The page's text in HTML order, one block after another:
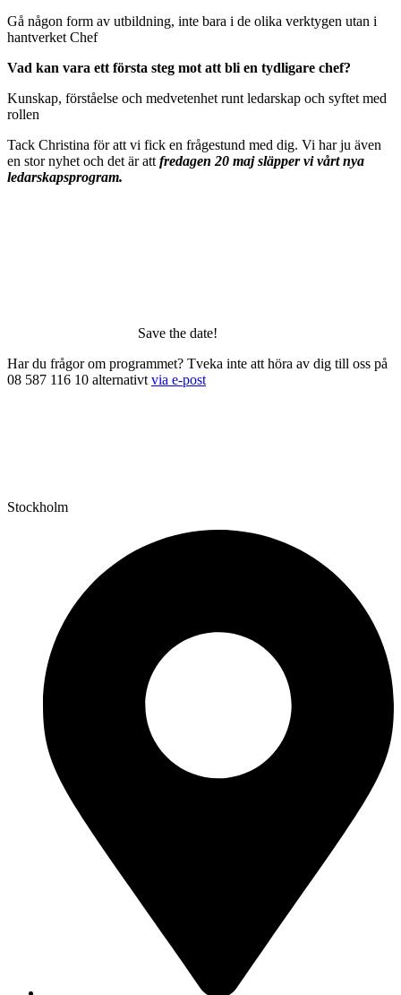
Gå någon form av utbildning, inte bara i de olika verktygen utan i
hantverket Chef
Vad kan vara ett första steg mot att bli en tydligare chef?
Kunskap, förståelse och medvetenhet runt ledarskap och syftet med
rollen
Tack Christina för att vi fick en frågestund med dig. Vi har ju även
en stor nyhet och det är att fredagen 20 maj släpper vi vårt nya
ledarskapsprogram.
Save the date!
Har du frågor om programmet? Tveka inte att höra av dig till oss på
08 587 116 10 alternativt via e-post
Stockholm